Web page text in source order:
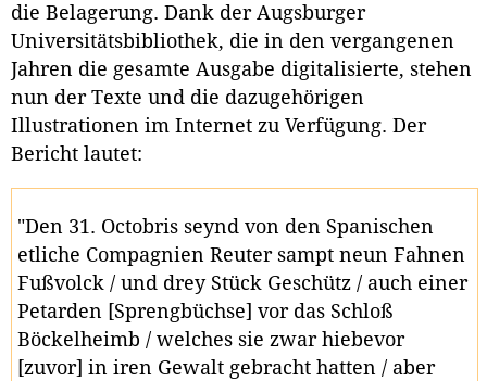
die Belagerung. Dank der Augsburger
Universitätsbibliothek, die in den vergangenen
Jahren die gesamte Ausgabe digitalisierte, stehen
nun der Texte und die dazugehörigen
Illustrationen im Internet zu Verfügung. Der
Bericht lautet:
"Den 31. Octobris seynd von den Spanischen
etliche Compagnien Reuter sampt neun Fahnen
Fußvolck / und drey Stück Geschütz / auch einer
Petarden [Sprengbüchse] vor das Schloß
Böckelheimb / welches sie zwar hiebevor
[zuvor] in iren Gewalt gebracht hatten / aber